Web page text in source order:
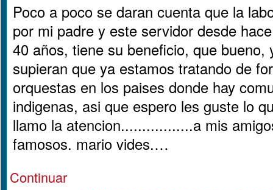
Poco a poco se daran cuenta que la
por mi padre y este servidor desde
40 años, tiene su beneficio, que bueno,
supieran que ya estamos tratando de
orquestas en los paises donde hay
indigenas, asi que espero les guste lo
llamo la atencion.................a mis
famosos. mario vides.…
Continuar